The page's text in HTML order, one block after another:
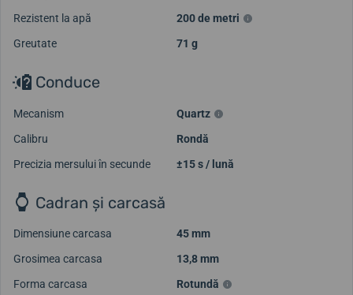
Rezistent la apă
200 de metri
Greutate
71 g
Conduce
Mecanism
Quartz
Calibru
Rondă
Precizia mersului în secunde
±15 s / lună
Cadran și carcasă
Dimensiune carcasa
45 mm
Grosimea carcasa
13,8 mm
Forma carcasa
Rotundă